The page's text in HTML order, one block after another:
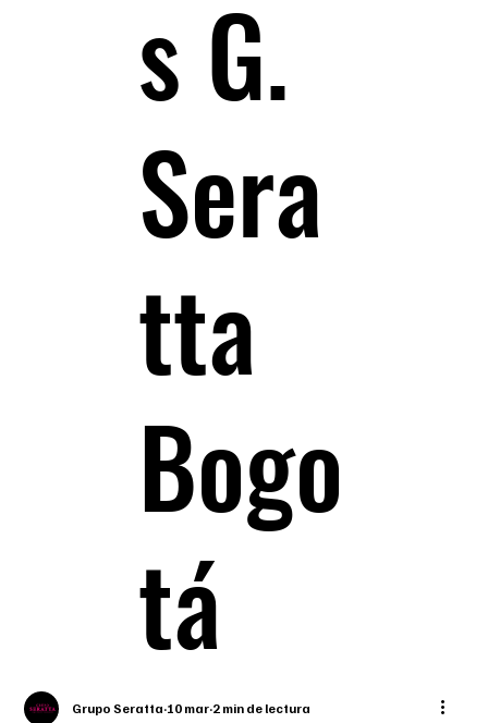
s G.
Sera
tta
Bogo
tá
Grupo Seratta 10 mar 2 min de lectura